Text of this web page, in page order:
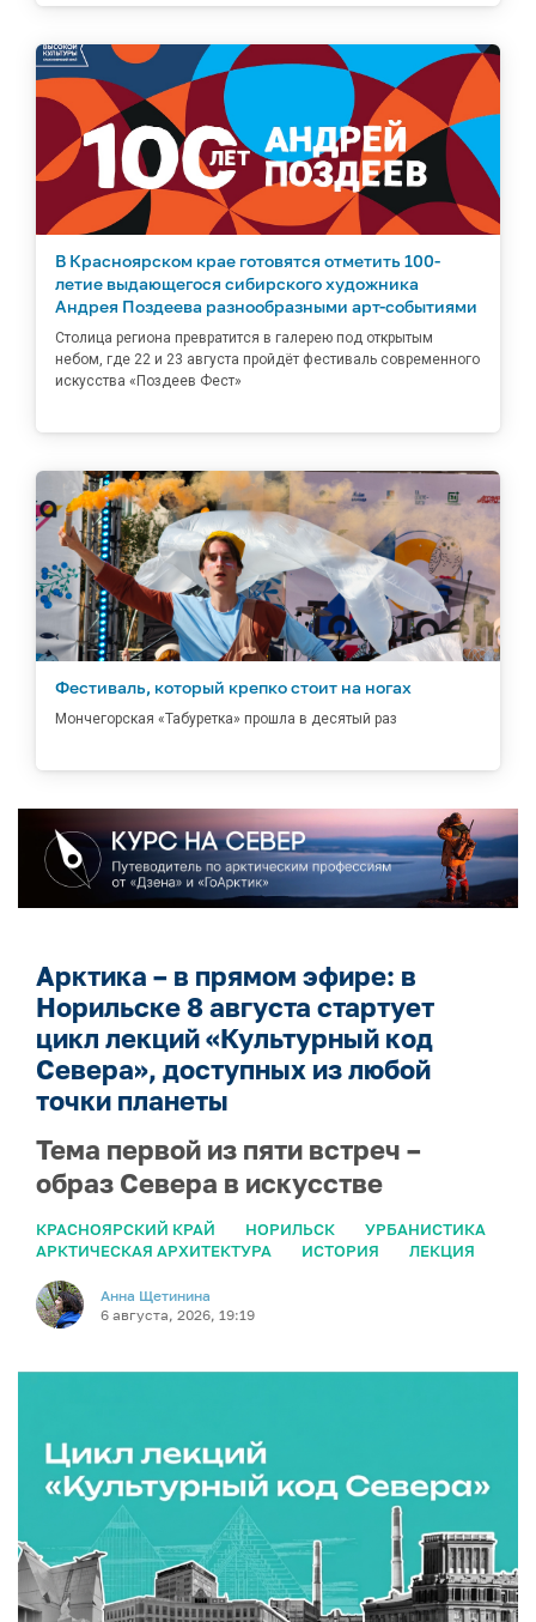
В Красноярском крае готовятся отметить 100-
летие выдающегося сибирского художника
Андрея Поздеева разнообразными арт-событиями
Столица региона превратится в галерею под открытым
небом, где 22 и 23 августа пройдёт фестиваль современного
искусства «Поздеев Фест»
Фестиваль, который крепко стоит на ногах
Мончегорская «Табуретка» прошла в десятый раз
Арктика – в прямом эфире: в
Норильске 8 августа стартует
цикл лекций «Культурный код
Севера», доступных из любой
точки планеты
Тема первой из пяти встреч –
образ Севера в искусстве
КРАСНОЯРСКИЙ КРАЙ НОРИЛЬСК
УРБАНИСТИКА
АРКТИЧЕСКАЯ АРХИТЕКТУРА
ИСТОРИЯ ЛЕКЦИЯ
Анна Щетинина
6 августа, 2026, 19:19